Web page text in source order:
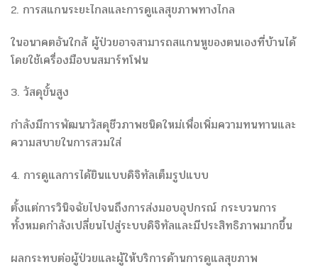
2. การสแกนระยะไกลและการดูแลสุขภาพทางไกล
ในอนาคตอันใกล้ ผู้ป่วยอาจสามารถสแกนหูของตนเองที่บ้านได้
โดยใช้เครื่องมือบนสมาร์ทโฟน
3. วัสดุขั้นสูง
กำลังมีการพัฒนาวัสดุชีวภาพชนิดใหม่เพื่อเพิ่มความทนทานและ
ความสบายในการสวมใส่
4. การดูแลการได้ยินแบบดิจิทัลเต็มรูปแบบ
ตั้งแต่การวินิจฉัยไปจนถึงการส่งมอบอุปกรณ์ กระบวนการ
ทั้งหมดกำลังเปลี่ยนไปสู่ระบบดิจิทัลและมีประสิทธิภาพมากขึ้น
ผลกระทบต่อผู้ป่วยและผู้ให้บริการด้านการดูแลสุขภาพ